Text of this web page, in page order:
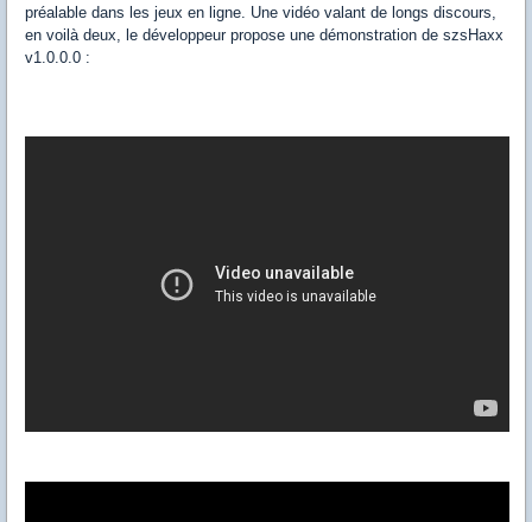
préalable dans les jeux en ligne. Une vidéo valant de longs discours,
en voilà deux, le développeur propose une démonstration de szsHaxx
v1.0.0.0 :